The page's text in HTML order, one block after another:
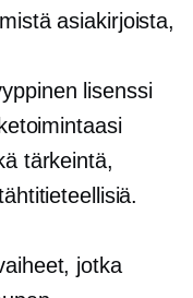
asiakirjoista,
lisenssi
tärkeintä,
jotka